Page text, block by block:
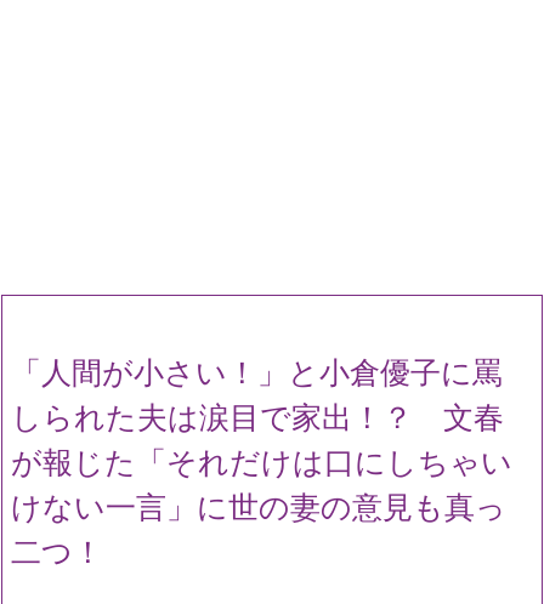
「人間が小さい！」と小倉優子に罵
しられた夫は涙目で家出！？ 文春
が報じた「それだけは口にしちゃい
けない一言」に世の妻の意見も真っ
二つ！